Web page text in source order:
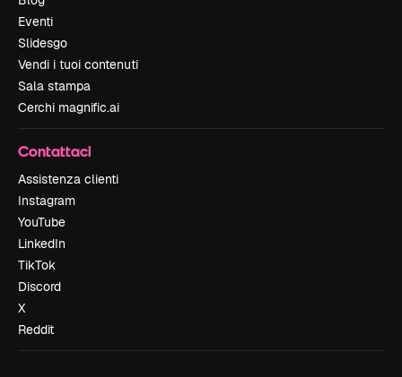
Eventi
Slidesgo
Vendi i tuoi contenuti
Sala stampa
Cerchi magnific.ai
Contattaci
Assistenza clienti
Instagram
YouTube
LinkedIn
TikTok
Discord
X
Reddit